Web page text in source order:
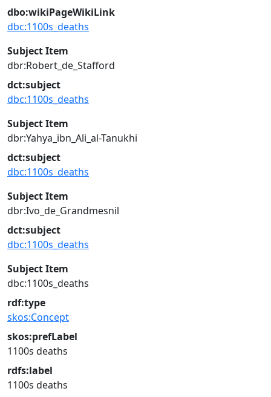
dbo:wikiPageWikiLink
dbc:1100s_deaths
Subject Item
dbr:Robert_de_Stafford
dct:subject
dbc:1100s_deaths
Subject Item
dbr:Yahya_ibn_Ali_al-Tanukhi
dct:subject
dbc:1100s_deaths
Subject Item
dbr:Ivo_de_Grandmesnil
dct:subject
dbc:1100s_deaths
Subject Item
dbc:1100s_deaths
rdf:type
skos:Concept
skos:prefLabel
1100s deaths
rdfs:label
1100s deaths